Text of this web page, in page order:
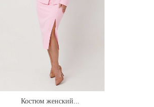
Костюм женский...